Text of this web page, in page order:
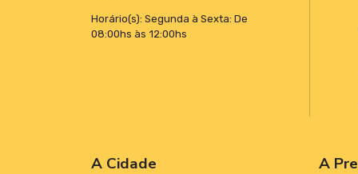
Horário(s): Segunda à Sexta: De
08:00hs às 12:00hs
A Cidade A